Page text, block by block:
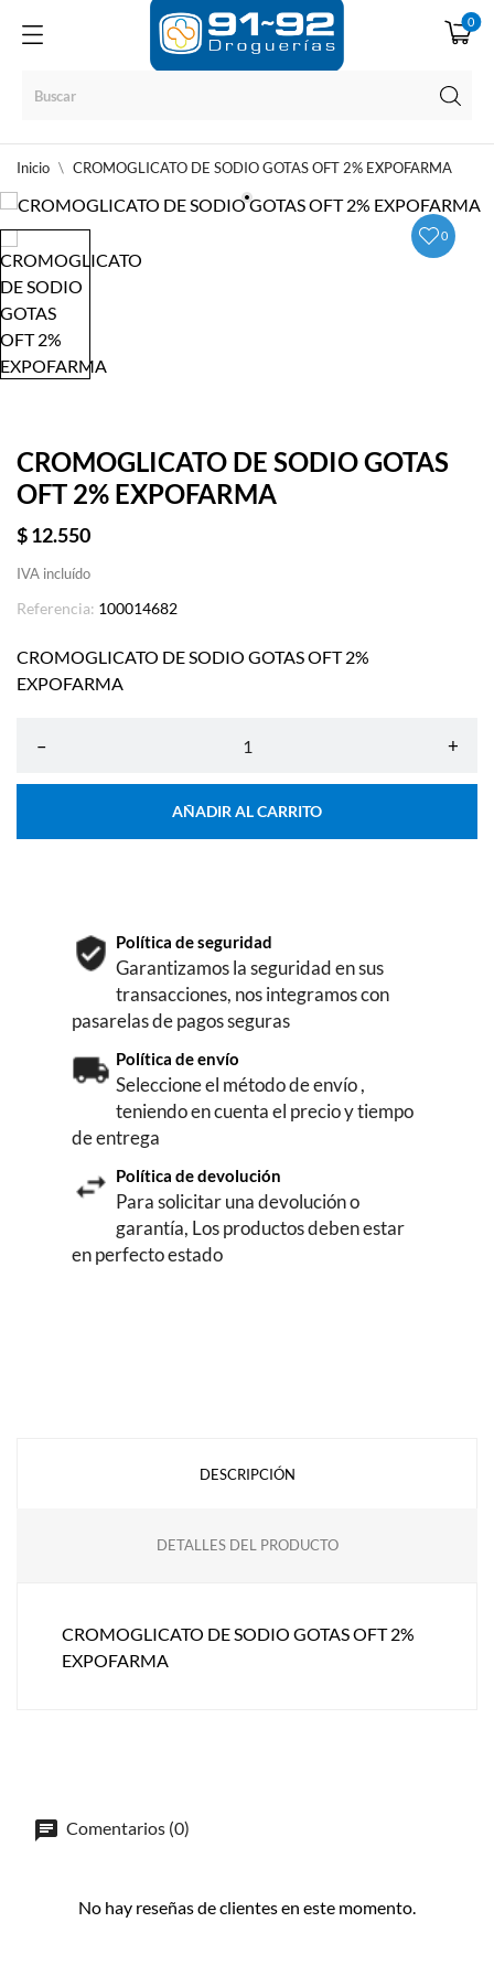
0
Inicio CROMOGLICATO DE SODIO GOTAS OFT 2% EXPOFARMA
0
CROMOGLICATO DE SODIO GOTAS
OFT 2% EXPOFARMA
$ 12.550
IVA incluído
Referencia: 100014682
CROMOGLICATO DE SODIO GOTAS OFT 2%
EXPOFARMA
– +
AÑADIR AL CARRITO
Política de seguridad
Garantizamos la seguridad en sus
transacciones, nos integramos con
pasarelas de pagos seguras
Política de envío
Seleccione el método de envío ,
teniendo en cuenta el precio y tiempo
de entrega
Política de devolución
Para solicitar una devolución o
garantía, Los productos deben estar
en perfecto estado
DESCRIPCIÓN
DETALLES DEL PRODUCTO
CROMOGLICATO DE SODIO GOTAS OFT 2%
EXPOFARMA
Comentarios (0)
No hay reseñas de clientes en este momento.